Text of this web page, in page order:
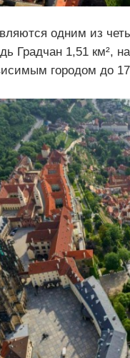
одним из
Градчан 1,51 км²,
городом до